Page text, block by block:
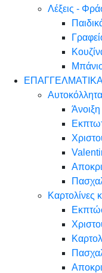
Λέξεις -
Αυτοκόλλητα
Άνοιξη
Καρτολίνες